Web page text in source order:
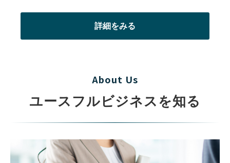
詳細をみる
About Us
ユースフルビジネスを知る